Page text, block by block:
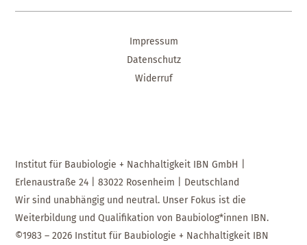
Impressum
Datenschutz
Widerruf
Institut für Baubiologie + Nachhaltigkeit IBN GmbH |
Erlenaustraße 24 | 83022 Rosenheim | Deutschland
Wir sind unabhängig und neutral. Unser Fokus ist die
Weiterbildung und Qualifikation von Baubiolog*innen IBN.
©1983 – 2026 Institut für Baubiologie + Nachhaltigkeit IBN